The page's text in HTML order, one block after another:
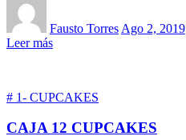
Fausto Torres Ago 2, 2019
Leer más
# 1- CUPCAKES
CAJA 12 CUPCAKES